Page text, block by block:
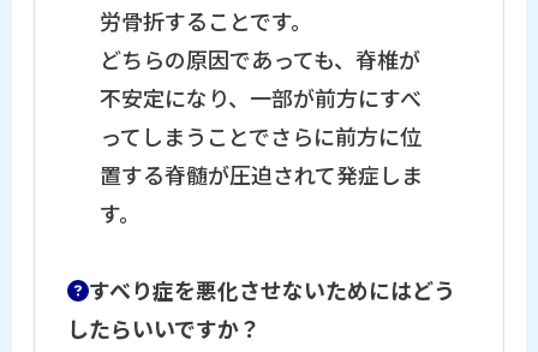
労骨折することです。
どちらの原因であっても、脊椎が
不安定になり、一部が前方にすべ
ってしまうことでさらに前方に位
置する脊髄が圧迫されて発症しま
す。
すべり症を悪化させないためにはどう
したらいいですか？